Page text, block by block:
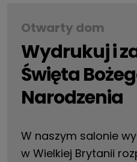
Otwarty dom
Wydrukuj i
Święta
Narodzenia
W naszym salonie
w Wielkiej Brytanii